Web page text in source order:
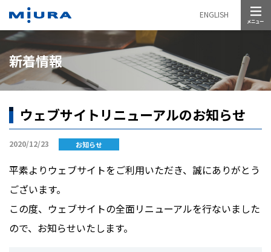
ENGLISH
新着情報
ウェブサイトリニューアルのお知らせ
2020/12/23 お知らせ
平素よりウェブサイトをご利用いただき、誠にありがとう
ございます。
この度、ウェブサイトの全面リニューアルを行ないました
ので、お知らせいたします。